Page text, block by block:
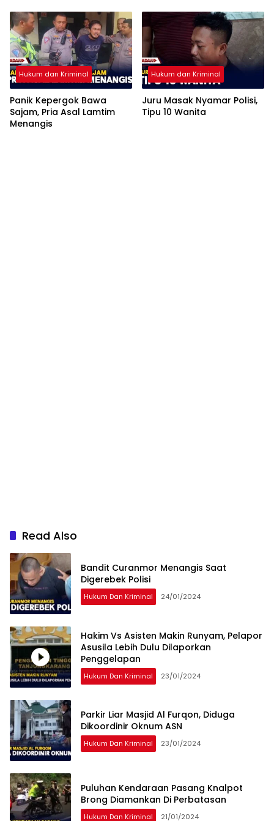
Hukum dan Kriminal
Panik Kepergok Bawa
Sajam, Pria Asal Lamtim
Menangis
Hukum dan Kriminal
Juru Masak Nyamar Polisi,
Tipu 10 Wanita
Read Also
Bandit Curanmor Menangis Saat
Digerebek Polisi
Hukum Dan Kriminal 24/01/2024
Hakim Vs Asisten Makin Runyam, Pelapor
Asusila Lebih Dulu Dilaporkan
Penggelapan
Hukum Dan Kriminal 23/01/2024
Parkir Liar Masjid Al Furqon, Diduga
Dikoordinir Oknum ASN
Hukum Dan Kriminal 23/01/2024
Puluhan Kendaraan Pasang Knalpot
Brong Diamankan Di Perbatasan
Hukum Dan Kriminal 21/01/2024